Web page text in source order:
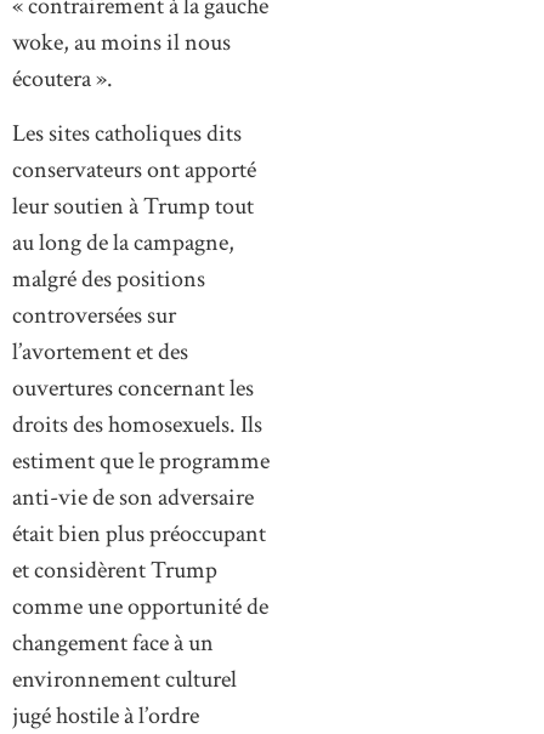
« contrairement à la gauche
woke, au moins il nous
écoutera ».
Les sites catholiques dits
conservateurs ont apporté
leur soutien à Trump tout
au long de la campagne,
malgré des positions
controversées sur
l’avortement et des
ouvertures concernant les
droits des homosexuels. Ils
estiment que le programme
anti-vie de son adversaire
était bien plus préoccupant
et considèrent Trump
comme une opportunité de
changement face à un
environnement culturel
jugé hostile à l’ordre